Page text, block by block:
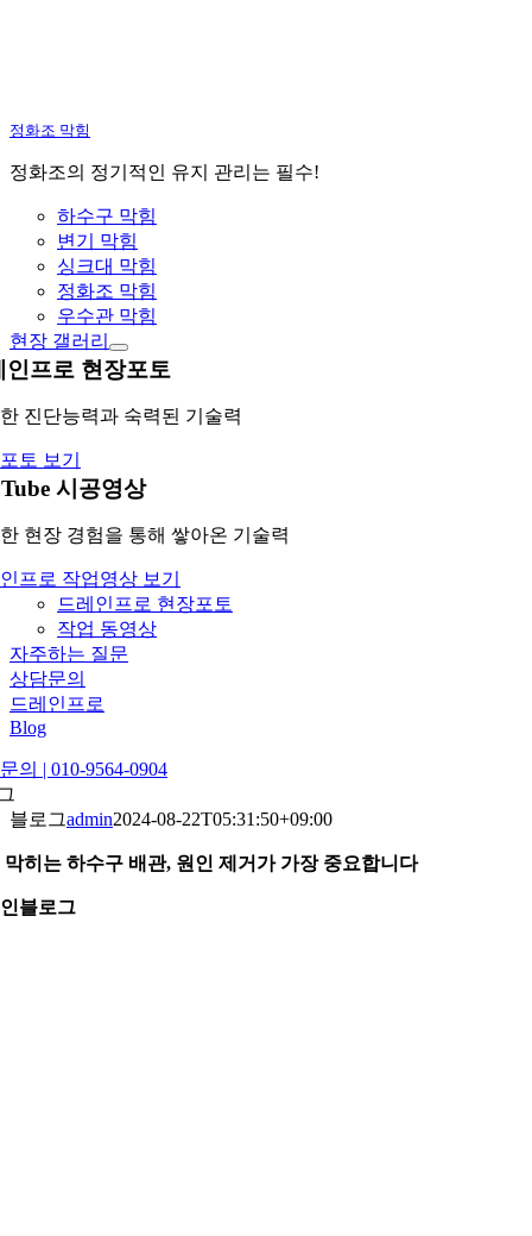
정화조 막힘
정화조의 정기적인 유지 관리는 필수!
하수구 막힘
변기 막힘
싱크대 막힘
정화조 막힘
우수관 막힘
현장 갤러리
인프로 현장포토
진단능력과 숙력된 기술력
토 보기
시공영상
현장 경험을 통해 쌓아온 기술력
프로 작업영상 보기
드레인프로 현장포토
작업 동영상
자주하는 질문
상담문의
드레인프로
Blog
의 | 010-9564-0904
블로그admin2024-08-22T05:31:50+09:00
막히는 하수구 배관, 원인 제거가 가장 중요합니다
블로그